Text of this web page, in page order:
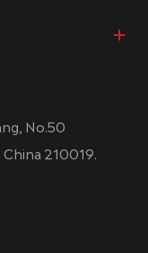
No.50
210019.